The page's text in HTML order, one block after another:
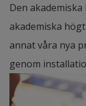
Den
akademiska
annat våra nya
genom